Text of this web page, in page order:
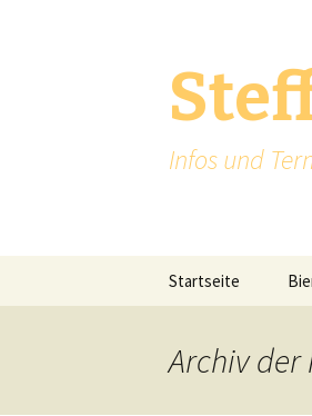
Infos und
Startseite
Archiv der